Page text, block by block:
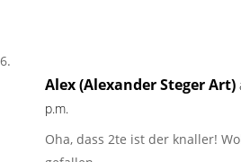
Alex (Alexander Steger Art)
p.m.
Oha, dass 2te ist der knaller!